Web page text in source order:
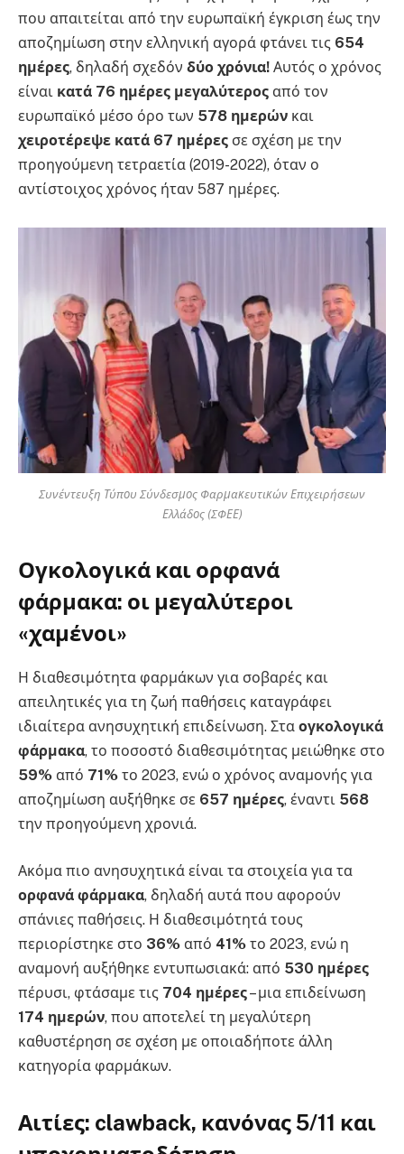
που απαιτείται από την ευρωπαϊκή έγκριση έως την
αποζημίωση στην ελληνική αγορά φτάνει τις 654
ημέρες, δηλαδή σχεδόν δύο χρόνια! Αυτός ο χρόνος
είναι κατά 76 ημέρες μεγαλύτερος από τον
ευρωπαϊκό μέσο όρο των 578 ημερών και
χειροτέρεψε κατά 67 ημέρες σε σχέση με την
προηγούμενη τετραετία (2019-2022), όταν ο
αντίστοιχος χρόνος ήταν 587 ημέρες.
Συνέντευξη Τύπου Σύνδεσμος Φαρμακευτικών Επιχειρήσεων
Ελλάδος (ΣΦΕΕ)
Ογκολογικά και ορφανά
φάρμακα: οι μεγαλύτεροι
«χαμένοι»
Η διαθεσιμότητα φαρμάκων για σοβαρές και
απειλητικές για τη ζωή παθήσεις καταγράφει
ιδιαίτερα ανησυχητική επιδείνωση. Στα ογκολογικά
φάρμακα, το ποσοστό διαθεσιμότητας μειώθηκε στο
59% από 71% το 2023, ενώ ο χρόνος αναμονής για
αποζημίωση αυξήθηκε σε 657 ημέρες, έναντι 568
την προηγούμενη χρονιά.
Ακόμα πιο ανησυχητικά είναι τα στοιχεία για τα
ορφανά φάρμακα, δηλαδή αυτά που αφορούν
σπάνιες παθήσεις. Η διαθεσιμότητά τους
περιορίστηκε στο 36% από 41% το 2023, ενώ η
αναμονή αυξήθηκε εντυπωσιακά: από 530 ημέρες
πέρυσι, φτάσαμε τις 704 ημέρες– μια επιδείνωση
174 ημερών, που αποτελεί τη μεγαλύτερη
καθυστέρηση σε σχέση με οποιαδήποτε άλλη
κατηγορία φαρμάκων.
Αιτίες: clawback, κανόνας 5/11 και